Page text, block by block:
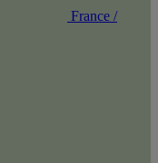
France /